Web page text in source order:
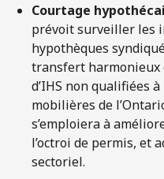
Courtage
prévoit surveiller les
hypothèques
transfert harmonieux
d’IHS non qualifiées
mobilières de
s’emploiera à
l’octroi de permis, et
sectoriel.